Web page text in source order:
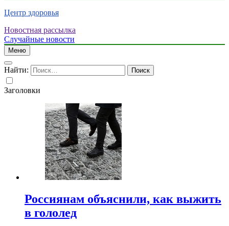
Центр здоровья
Новостная рассылка
Случайные новости
Меню
Найти:
Заголовки
Россиянам объяснили, как выжить
в гололед